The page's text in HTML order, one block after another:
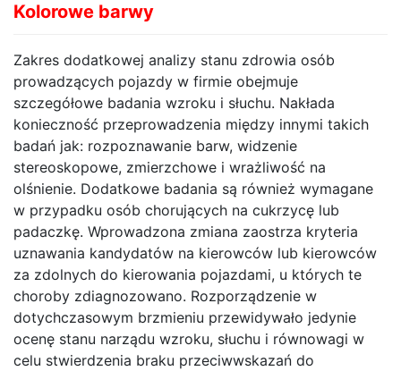
Kolorowe barwy
Zakres dodatkowej analizy stanu zdrowia osób
prowadzących pojazdy w firmie obejmuje
szczegółowe badania wzroku i słuchu. Nakłada
konieczność przeprowadzenia między innymi takich
badań jak: rozpoznawanie barw, widzenie
stereoskopowe, zmierzchowe i wrażliwość na
olśnienie. Dodatkowe badania są również wymagane
w przypadku osób chorujących na cukrzycę lub
padaczkę. Wprowadzona zmiana zaostrza kryteria
uznawania kandydatów na kierowców lub kierowców
za zdolnych do kierowania pojazdami, u których te
choroby zdiagnozowano. Rozporządzenie w
dotychczasowym brzmieniu przewidywało jedynie
ocenę stanu narządu wzroku, słuchu i równowagi w
celu stwierdzenia braku przeciwwskazań do